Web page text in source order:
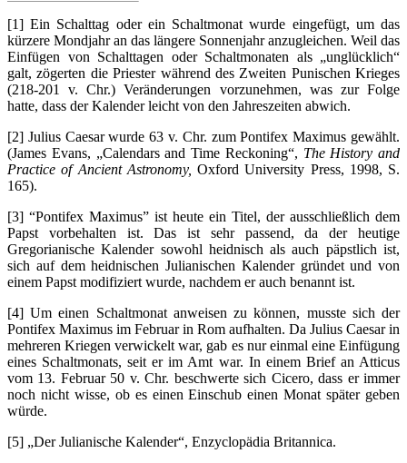
[1] Ein Schalttag oder ein Schaltmonat wurde eingefügt, um das
kürzere Mondjahr an das längere Sonnenjahr anzugleichen. Weil das
Einfügen von Schalttagen oder Schaltmonaten als „unglücklich“
galt, zögerten die Priester während des Zweiten Punischen Krieges
(218-201 v. Chr.) Veränderungen vorzunehmen, was zur Folge
hatte, dass der Kalender leicht von den Jahreszeiten abwich.
[2] Julius Caesar wurde 63 v. Chr. zum Pontifex Maximus gewählt.
(James Evans, „Calendars and Time Reckoning“, The History and
Practice of Ancient Astronomy, Oxford University Press, 1998, S.
165).
[3] “Pontifex Maximus” ist heute ein Titel, der ausschließlich dem
Papst vorbehalten ist. Das ist sehr passend, da der heutige
Gregorianische Kalender sowohl heidnisch als auch päpstlich ist,
sich auf dem heidnischen Julianischen Kalender gründet und von
einem Papst modifiziert wurde, nachdem er auch benannt ist.
[4] Um einen Schaltmonat anweisen zu können, musste sich der
Pontifex Maximus im Februar in Rom aufhalten. Da Julius Caesar in
mehreren Kriegen verwickelt war, gab es nur einmal eine Einfügung
eines Schaltmonats, seit er im Amt war. In einem Brief an Atticus
vom 13. Februar 50 v. Chr. beschwerte sich Cicero, dass er immer
noch nicht wisse, ob es einen Einschub einen Monat später geben
würde.
[5] „Der Julianische Kalender“, Enzyclopädia Britannica.